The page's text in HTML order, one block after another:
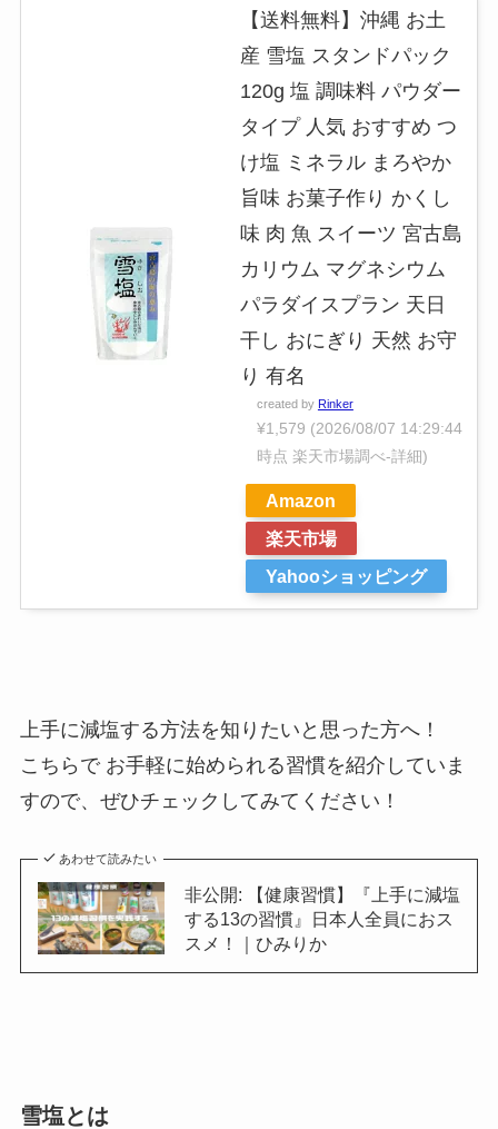
【送料無料】沖縄 お土
産 雪塩 スタンドパック
120g 塩 調味料 パウダー
タイプ 人気 おすすめ つ
け塩 ミネラル まろやか
旨味 お菓子作り かくし
味 肉 魚 スイーツ 宮古島
カリウム マグネシウム
パラダイスプラン 天日
干し おにぎり 天然 お守
り 有名
created by Rinker
¥1,579 (2026/08/07 14:29:44
時点 楽天市場調べ-詳細)
Amazon
楽天市場
Yahooショッピング
上手に減塩する方法を知りたいと思った方へ！
こちらで お手軽に始められる習慣を紹介していま
すので、ぜひチェックしてみてください！
あわせて読みたい
非公開: 【健康習慣】『上手に減塩
する13の習慣』日本人全員におス
スメ！｜ひみりか
雪塩とは